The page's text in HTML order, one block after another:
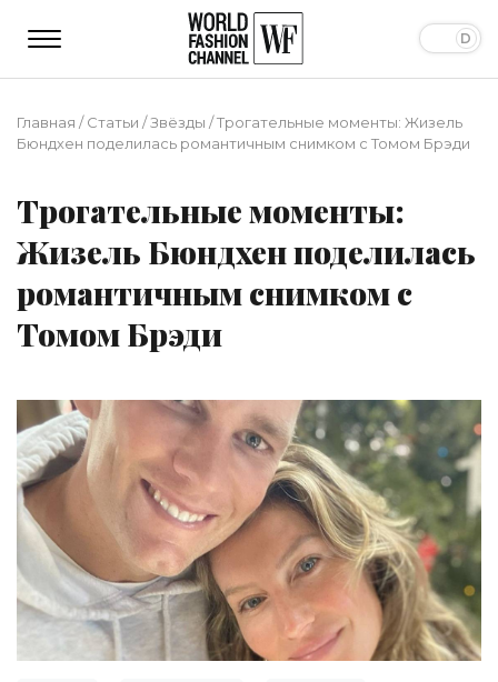
Главная /Статьи /Звёзды /Трогательные моменты: Жизель
Бюндхен поделилась романтичным снимком с Томом Брэди
Трогательные моменты:
Жизель Бюндхен поделилась
романтичным снимком с
Томом Брэди